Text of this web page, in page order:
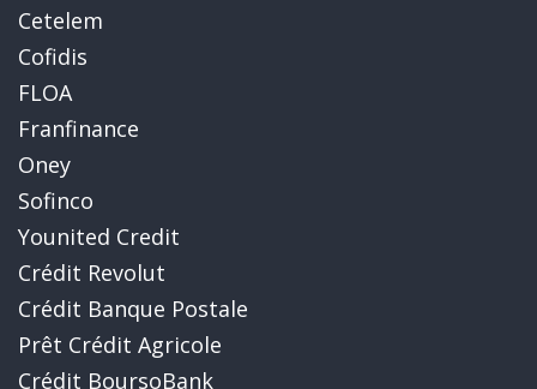
Cetelem
Cofidis
FLOA
Franfinance
Oney
Sofinco
Younited Credit
Crédit Revolut
Crédit Banque Postale
Prêt Crédit Agricole
Crédit BoursoBank